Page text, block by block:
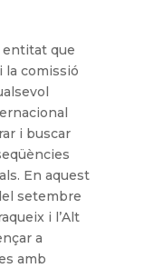
entitat que
la comissió
i buscar
En aquest
setembre
i l’Alt
a
amb